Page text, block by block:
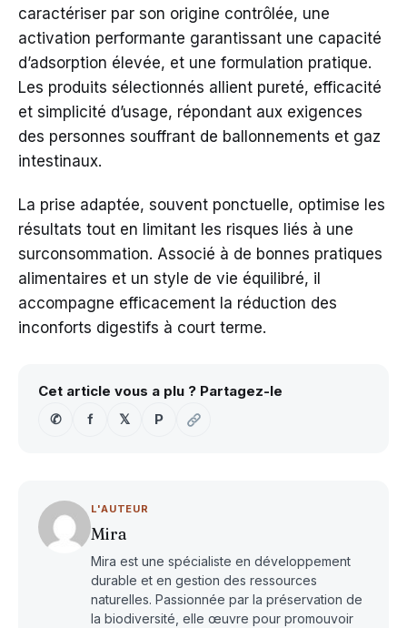
caractériser par son origine contrôlée, une
activation performante garantissant une capacité
d’adsorption élevée, et une formulation pratique.
Les produits sélectionnés allient pureté, efficacité
et simplicité d’usage, répondant aux exigences
des personnes souffrant de ballonnements et gaz
intestinaux.
La prise adaptée, souvent ponctuelle, optimise les
résultats tout en limitant les risques liés à une
surconsommation. Associé à de bonnes pratiques
alimentaires et un style de vie équilibré, il
accompagne efficacement la réduction des
inconforts digestifs à court terme.
Cet article vous a plu ? Partagez-le
✆
f 𝕏 P
L'AUTEUR
Mira
Mira est une spécialiste en développement
durable et en gestion des ressources
naturelles. Passionnée par la préservation de
la biodiversité, elle œuvre pour promouvoir